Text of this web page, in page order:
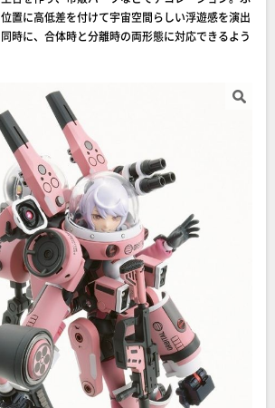
置に高低差を付けて宇宙空間らしい浮遊感を演出
時に、合体時と分離時の両形態に対応できるよう